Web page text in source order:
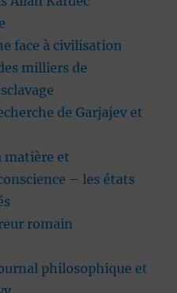
face à civilisation
milliers de
de Garjajev et
matière et
– les états
romain
philosophique et